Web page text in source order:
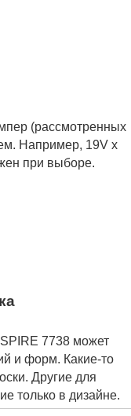
(рассмотренных
Например, 19V x
при выборе.
7738 может
и форм. Какие-то
Другие для
только в дизайне.